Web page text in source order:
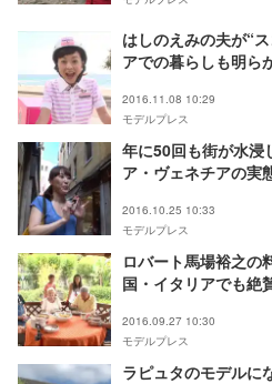
はしのえみの夫が“
アでの暮らしも明ら
2016.11.08 10:29
モデルプレス
年に50回も街が水浸
ア・ヴェネチアの実
2016.10.25 10:33
モデルプレス
ロバート馬場裕之の
国・イタリアでも絶
2016.09.27 10:30
モデルプレス
ラピュタのモデルに